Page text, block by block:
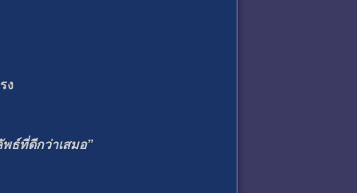
ง
ธ์ที่ดีกว่าเสมอ”